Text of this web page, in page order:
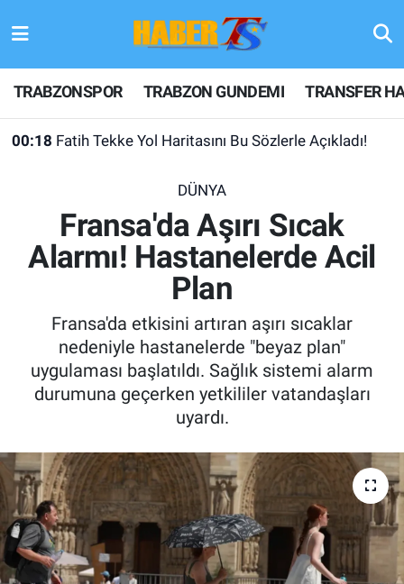
TRABZONSPOR TRABZON GUNDEMI TRANSFER
00:18 Fatih Tekke Yol Haritasını Bu Sözlerle Açıkladı!
DÜNYA
Fransa'da Aşırı Sıcak
Alarmı! Hastanelerde Acil
Plan
Fransa'da etkisini artıran aşırı sıcaklar
nedeniyle hastanelerde "beyaz plan"
uygulaması başlatıldı. Sağlık sistemi alarm
durumuna geçerken yetkililer vatandaşları
uyardı.
TRABZONSPOR
TRABZON GUNDEMI
KULİS MEYDANI
FUTBOL
ALT LIGLER
BASKETBOL
SAĞLIK
GENEL
Hava Durumu
Trafik Durumu
Son Dakika Haberleri